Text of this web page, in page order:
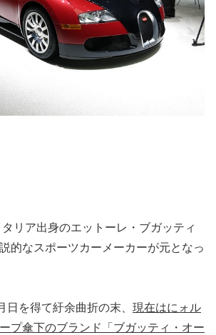
リア出身のエットーレ・ブガッティ
的なスポーツカーメーカーが元となっ
日を得て紆余曲折の末、 現在はにォル
プ傘下のブランド「ブガッティ・オー